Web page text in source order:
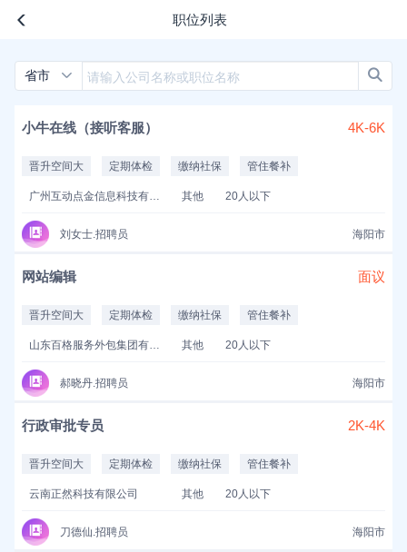
职位列表
省市
小牛在线（接听客服） 4K-6K
晋升空间大 定期体检 缴纳社保 管住餐补
广州互动点金信息科技有限公司 其他 20人以下
刘女士.招聘员 海阳市
网站编辑 面议
晋升空间大 定期体检 缴纳社保 管住餐补
山东百格服务外包集团有限公司 其他 20人以下
郝晓丹.招聘员 海阳市
行政审批专员 2K-4K
晋升空间大 定期体检 缴纳社保 管住餐补
云南正然科技有限公司 其他 20人以下
刀德仙.招聘员 海阳市